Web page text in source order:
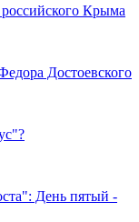
Крыма
Достоевского
День пятый -